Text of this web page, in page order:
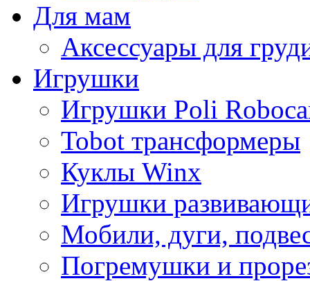
Для мам
Аксессуары для
Игрушки
Игрушки Poli
Tobot трансформеры
Куклы Winx
Игрушки
Мобили, дуги,
Погремушки и